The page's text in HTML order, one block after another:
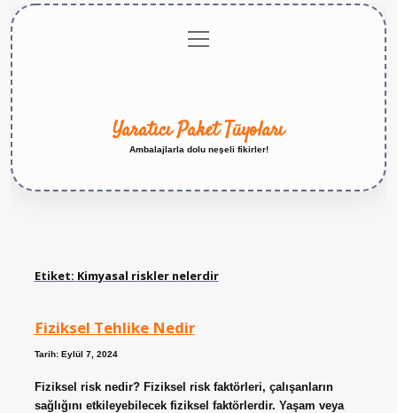
menüyü
aç
Yaratıcı Paket Tüyoları
Ambalajlarla dolu neşeli fikirler!
Etiket: Kimyasal riskler nelerdir
Fiziksel Tehlike Nedir
Tarih: Eylül 7, 2024
Fiziksel risk nedir? Fiziksel risk faktörleri, çalışanların
sağlığını etkileyebilecek fiziksel faktörlerdir. Yaşam veya